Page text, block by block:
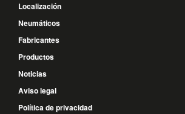
Localización
Neumáticos
Fabricantes
Productos
Noticias
Aviso legal
Política de privacidad